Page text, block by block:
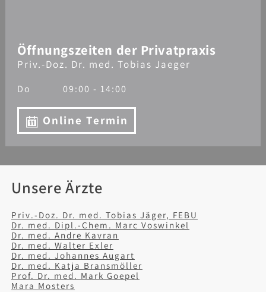
Öffnungszeiten der Privatpraxis
Priv.-Doz. Dr. med. Tobias Jaeger
Do 09:00 - 14:00
Online Termin
Unsere Ärzte
Priv.-Doz. Dr. med. Tobias Jäger, FEBU
Dr. med. Dipl.-Chem. Marc Voswinkel
Dr. med. Andre Kavran
Dr. med. Walter Exler
Dr. med. Johannes Augart
Dr. med. Katja Bransmöller
Prof. Dr. med. Mark Goepel
Mara Mosters